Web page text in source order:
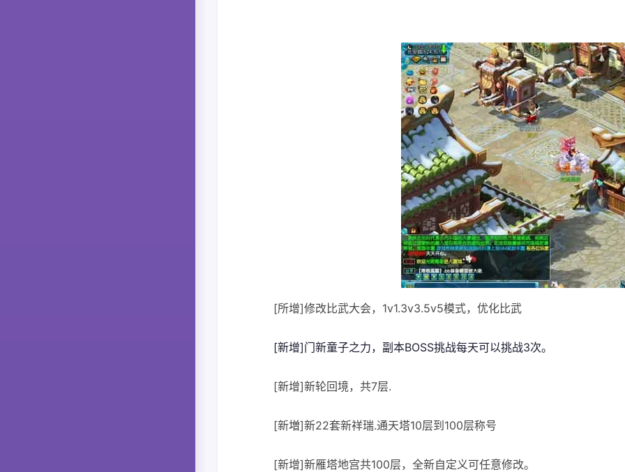
[所增]修改比武大会，1v1.3v3.5v5模式，优化比武
[新增]门新童子之力，副本BOSS挑战每天可以挑战3次。
[新增]新轮回境，共7层.
[新増]新22套新祥瑞.通天塔10层到100层称号
[新增]新雁塔地宫共100层，全新自定义可任意修改。